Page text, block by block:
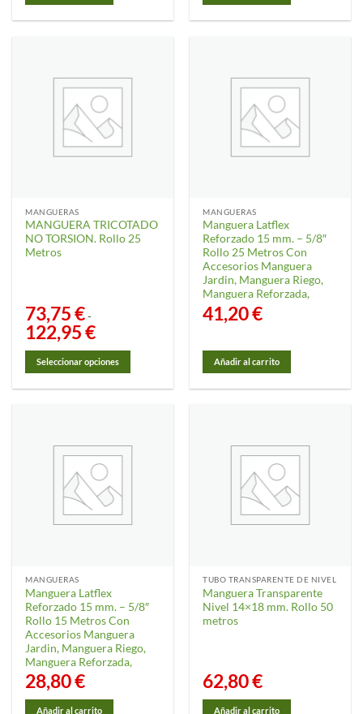
MANGUERAS
MANGUERA TRICOTADO
NO TORSION. Rollo 25
Metros
73,75€-
122,95€Rango
de
precios:
desde
73,75 €
122,95 €
Seleccionar opciones
variantes.
opciones
página
de
producto
MANGUERAS
Manguera Latflex
Reforzado 15 mm. – 5/8″
Rollo 25 Metros Con
Accesorios Manguera
Jardin, Manguera Riego,
Manguera Reforzada,
41,20€
Añadir al carrito
MANGUERAS
Manguera Latflex
Reforzado 15 mm. – 5/8″
Rollo 15 Metros Con
Accesorios Manguera
Jardin, Manguera Riego,
Manguera Reforzada,
28,80€
Añadir al carrito
TUBO TRANSPARENTE DE NIVEL
Manguera Transparente
Nivel 14×18 mm. Rollo 50
metros
62,80€
Añadir al carrito